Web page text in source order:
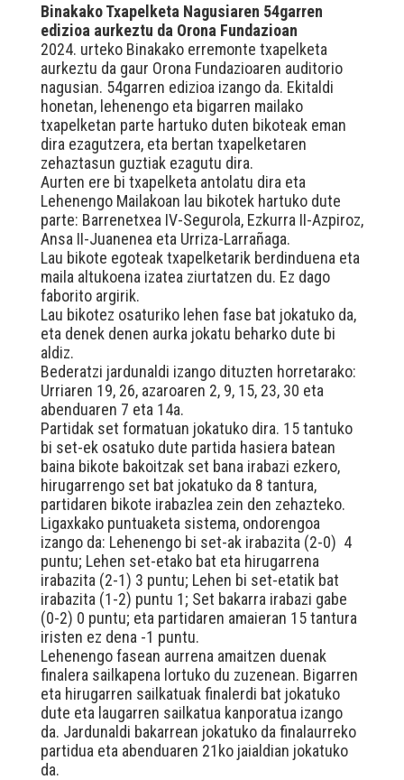
Binakako Txapelketa Nagusiaren 54garren
edizioa aurkeztu da Orona Fundazioan
2024. urteko Binakako erremonte txapelketa
aurkeztu da gaur Orona Fundazioaren auditorio
nagusian. 54garren edizioa izango da. Ekitaldi
honetan, lehenengo eta bigarren mailako
txapelketan parte hartuko duten bikoteak eman
dira ezagutzera, eta bertan txapelketaren
zehaztasun guztiak ezagutu dira.
Aurten ere bi txapelketa antolatu dira eta
Lehenengo Mailakoan lau bikotek hartuko dute
parte: Barrenetxea IV-Segurola, Ezkurra II-Azpiroz,
Ansa II-Juanenea eta Urriza-Larrañaga.
Lau bikote egoteak txapelketarik berdinduena eta
maila altukoena izatea ziurtatzen du. Ez dago
faborito argirik.
Lau bikotez osaturiko lehen fase bat jokatuko da,
eta denek denen aurka jokatu beharko dute bi
aldiz.
Bederatzi jardunaldi izango dituzten horretarako:
Urriaren 19, 26, azaroaren 2, 9, 15, 23, 30 eta
abenduaren 7 eta 14a.
Partidak set formatuan jokatuko dira. 15 tantuko
bi set-ek osatuko dute partida hasiera batean
baina bikote bakoitzak set bana irabazi ezkero,
hirugarrengo set bat jokatuko da 8 tantura,
partidaren bikote irabazlea zein den zehazteko.
Ligaxkako puntuaketa sistema, ondorengoa
izango da: Lehenengo bi set-ak irabazita (2-0) 4
puntu; Lehen set-etako bat eta hirugarrena
irabazita (2-1) 3 puntu; Lehen bi set-etatik bat
irabazita (1-2) puntu 1; Set bakarra irabazi gabe
(0-2) 0 puntu; eta partidaren amaieran 15 tantura
iristen ez dena -1 puntu.
Lehenengo fasean aurrena amaitzen duenak
finalera sailkapena lortuko du zuzenean. Bigarren
eta hirugarren sailkatuak finalerdi bat jokatuko
dute eta laugarren sailkatua kanporatua izango
da. Jardunaldi bakarrean jokatuko da finalaurreko
partidua eta abenduaren 21ko jaialdian jokatuko
da.